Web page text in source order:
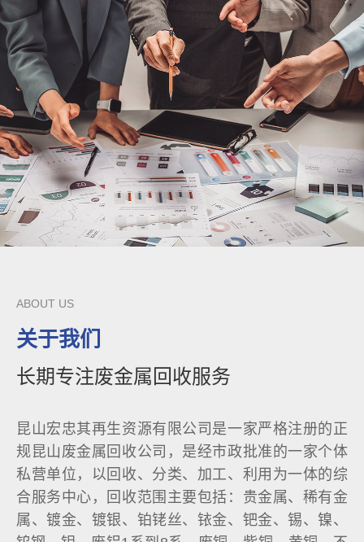
ABOUT US
关于我们
长期专注废金属回收服务
昆山宏忠其再生资源有限公司是一家严格注册的正
规昆山废金属回收公司，是经市政批准的一家个体
私营单位，以回收、分类、加工、利用为一体的综
合服务中心，回收范围主要包括：贵金属、稀有金
属、镀金、镀银、铂铑丝、铱金、钯金、锡、镍、